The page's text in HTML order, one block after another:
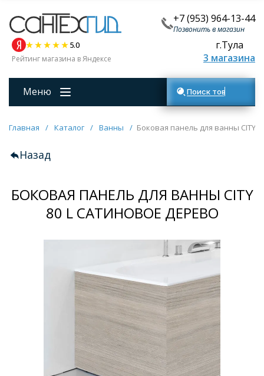
+7 (953) 964-13-44
Позвонить в магазин
5.0
Рейтинг магазина в Яндексе
г.Тула
3 магазина
Меню Поиск товаров
Главная / Каталог / Ванны / Боковая панель для ванны CITY
Назад
БОКОВАЯ ПАНЕЛЬ ДЛЯ ВАННЫ CITY
80 L САТИНОВОЕ ДЕРЕВО